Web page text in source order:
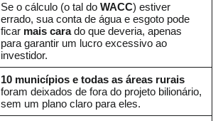
Se o cálculo (o tal do WACC) estiver
errado, sua conta de água e esgoto pode
ficar mais carado que deveria, apenas
para garantir um lucro excessivo ao
investidor.
10 municípios e todas as áreas rurais
foram deixados de fora do projeto bilionário,
sem um plano claro para eles.